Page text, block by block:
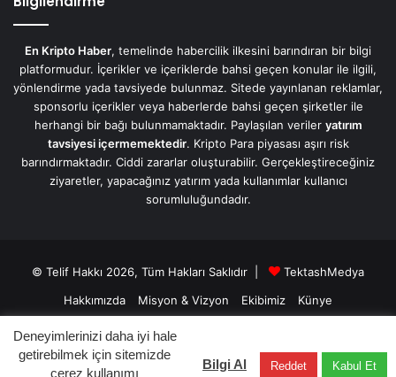
En Kripto Haber, temelinde habercilik ilkesini barındıran bir bilgi
platformudur. İçerikler ve içeriklerde bahsi geçen konular ile ilgili,
yönlendirme yada tavsiyede bulunmaz. Sitede yayınlanan reklamlar,
sponsorlu içerikler veya haberlerde bahsi geçen şirketler ile
herhangi bir bağı bulunmamaktadır. Paylaşılan veriler yatırım
tavsiyesi içermemektedir. Kripto Para piyasası aşırı risk
barındırmaktadır. Ciddi zararlar oluşturabilir. Gerçekleştireceğiniz
ziyaretler, yapacağınız yatırım yada kullanımlar kullanıcı
sorumluluğundadır.
© Telif Hakkı 2026, Tüm Hakları Saklıdır |
TektashMedya
Hakkımızda
Misyon & Vizyon Ekibimiz
Künye
Üyelik Sözleşmesi
Gizlilik Sözleşmesi
Facebook LinkedInYouTubeInstagramTelegram
Deneyimlerinizi daha iyi hale
getirebilmek için sitemizde
çerez kullanımı
Bilgi Al Reddet Kabul Et